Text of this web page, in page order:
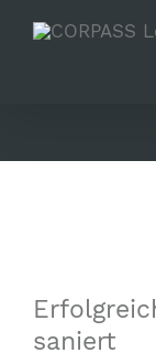
saniert